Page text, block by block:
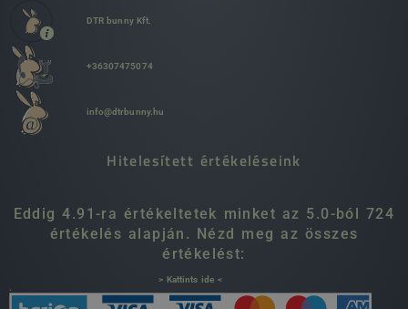
DTR bunny Kft.
+36307475074
info@dtrbunny.hu
Hitelesített értékeléseink
Eddig 4.91-ra értékeltetek minket az 5.0-ból 724
értékelés alapján. Nézd meg az összes
értékelést:
> Kattints ide <